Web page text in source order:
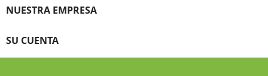
NUESTRA EMPRESA
SU CUENTA